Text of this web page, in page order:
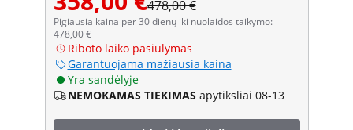
478,00 €
Pigiausia kaina per 30 dienų iki nuolaidos taikymo:
478,00 €
Riboto laiko pasiūlymas
Garantuojama mažiausia kaina
Yra sandėlyje
NEMOKAMAS TIEKIMAS apytiksliai 08-13